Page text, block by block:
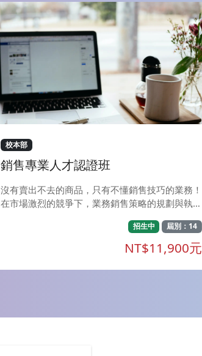
輕鬆做金工：每週二，下午上課（7：20-09：4
0）共18週，美術系館上課 D、色彩理論與應用
(三) 風景色彩的重返與再現：每週二，夜間上課
（7：20-09：40共18週，省政大樓上課。 E、古
典油畫技法（一）：基底製作與素描研究：每週
四，夜間上課（7：20-10：00）共18週，美術系
館上課。 F、膠彩畫創作-揉紙揉箔技法實作：每
週四，夜間上課（7：20-09：40）共18週，美術
系館上課。 G、色彩理論與應用(一) 視覺設計：每
週四，夜間上課（7：20-09：40）共18週，省政
大樓上課。 H、玩顏彩繪畫-心理表現與材料創
作：每週六，下午上課（2：20-5：00）共18
週，美術系館上課。 I、素描(一)：每週六，下午
J、陶藝：每週日，下午上課（4：00-7：00）共1
8週，美術工坊上課。 培養學生對水墨工筆的鑑賞
和創造能力,並創造出具備現代特徵的當代工筆繪
校本部
銷售專業人才認證班
沒有賣出不去的商品，只有不懂銷售技巧的業務！
在市場激烈的競爭下，業務銷售策略的規劃與執
人才更是企業開疆拓土的重要戰力！ 身為第一線
戰將，唯有具備業務 行銷十八般武藝，才能輕易
突破業績瓶頸，讓收入再創新高！
招生中 屆別：14
NT$11,900元